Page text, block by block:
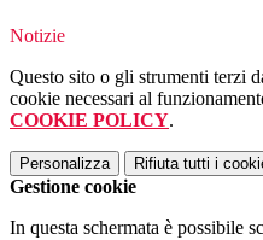
Notizie
Questo sito o gli strumenti terzi
cookie necessari al
COOKIE POLICY.
Personalizza Rifiuta tutti i
Gestione cookie
In questa schermata è possibile